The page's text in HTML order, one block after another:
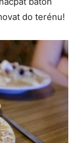
do terénu!